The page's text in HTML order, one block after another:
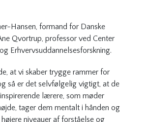
Hansen, formand for Danske
Qvortrup, professor ved Center
Erhvervsuddannelsesforskning.
at vi skaber trygge rammer for
så er det selvfølgelig vigtigt, at de
lærere, som møder
tager dem mentalt i hånden og
niveauer af forståelse og